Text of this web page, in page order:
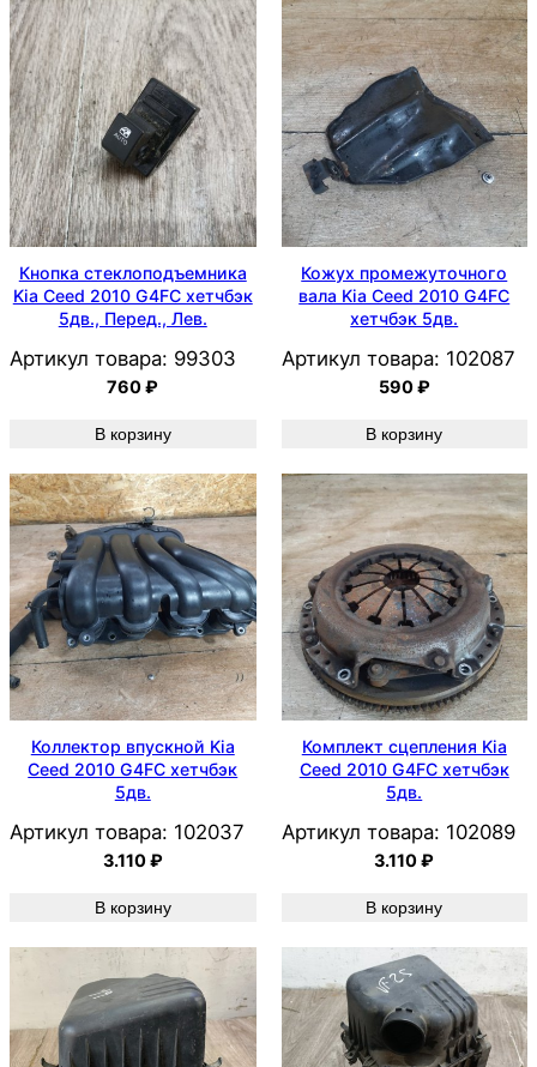
Кнопка стеклоподъемника
Kia Ceed 2010 G4FC хетчбэк
5дв., Перед., Лев.
Артикул товара: 99303
760₽
В корзину
Кожух промежуточного
вала Kia Ceed 2010 G4FC
хетчбэк 5дв.
Артикул товара: 102087
590₽
В корзину
Коллектор впускной Kia
Ceed 2010 G4FC хетчбэк
5дв.
Артикул товара: 102037
3.110₽
В корзину
Комплект сцепления Kia
Ceed 2010 G4FC хетчбэк
5дв.
Артикул товара: 102089
3.110₽
В корзину